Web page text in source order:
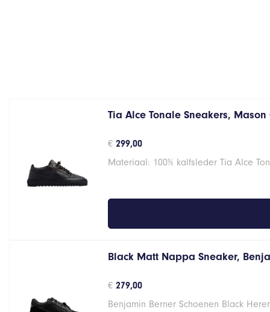
Tia Alce Tonale Sneakers, Mason
€ 299,00
Materiaal: 100% kalfsleder Tia Alce
Black Matt Nappa Sneaker,
€ 279,00
Benjamin Berner Schoenen Black